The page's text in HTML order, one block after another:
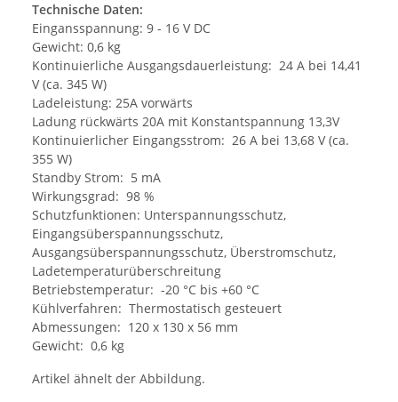
Technische Daten:
Eingansspannung: 9 - 16 V DC
Gewicht: 0,6 kg
Kontinuierliche Ausgangsdauerleistung: 24 A bei 14,41
V (ca. 345 W)
Ladeleistung: 25A vorwärts
Ladung rückwärts 20A mit Konstantspannung 13,3V
Kontinuierlicher Eingangsstrom: 26 A bei 13,68 V (ca.
355 W)
Standby Strom: 5 mA
Wirkungsgrad: 98 %
Schutzfunktionen: Unterspannungsschutz,
Eingangsüberspannungsschutz,
Ausgangsüberspannungsschutz, Überstromschutz,
Ladetemperaturüberschreitung
Betriebstemperatur: -20 °C bis +60 °C
Kühlverfahren: Thermostatisch gesteuert
Abmessungen: 120 x 130 x 56 mm
Gewicht: 0,6 kg
Artikel ähnelt der Abbildung.